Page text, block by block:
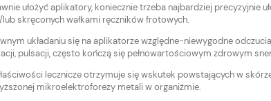
ułożyć aplikatory, koniecznie trzeba najbardziej precyzyjnie
skręconych wałkami ręczników frotowych.
układaniu się na aplikatorze względne-niewygodne
pulsacji, często kończą się pełnowartościowym zdrowym
lecznicze otrzymuje się wskutek powstających w
mikroelektroforezy metali w organiźmie.